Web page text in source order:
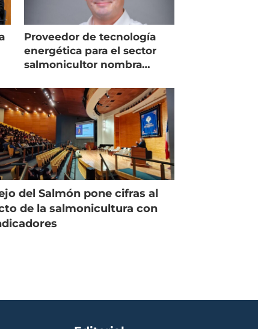
Proveedor de tecnología
energética para el sector
salmonicultor nombra
del Salmón pone cifras al
de la salmonicultura con